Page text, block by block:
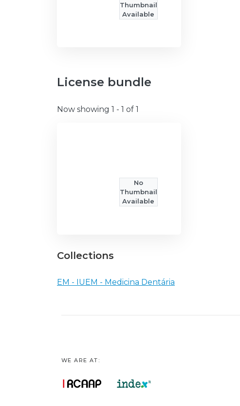
Thumbnail
Available
License bundle
Now showing 1 - 1 of 1
No
Thumbnail
Available
Collections
EM - IUEM - Medicina Dentária
WE ARE AT: